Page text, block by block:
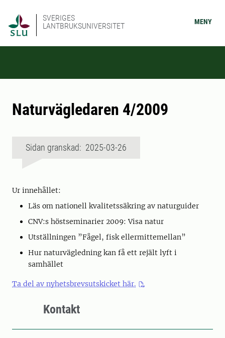
SVERIGES
LANTBRUKSUNIVERSITET
MENY
Naturvägledaren 4/2009
Sidan granskad: 2025-03-26
Ur innehållet:
Läs om nationell kvalitetssäkring av naturguider
CNV:s höstseminarier 2009: Visa natur
Utställningen ”Fågel, fisk ellermittemellan”
Hur naturvägledning kan få ett rejält lyft i
samhället
Ta del av nyhetsbrevsutskicket här.
Kontakt